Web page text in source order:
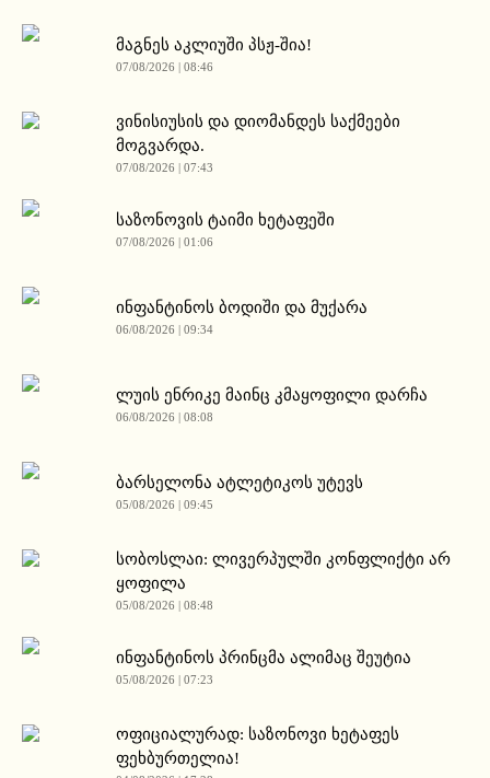
მაგნეს აკლიუში პსჟ-შია!
07/08/2026 | 08:46
ვინისიუსის და დიომანდეს საქმეები
მოგვარდა.
07/08/2026 | 07:43
საზონოვის ტაიმი ხეტაფეში
07/08/2026 | 01:06
ინფანტინოს ბოდიში და მუქარა
06/08/2026 | 09:34
ლუის ენრიკე მაინც კმაყოფილი დარჩა
06/08/2026 | 08:08
ბარსელონა ატლეტიკოს უტევს
05/08/2026 | 09:45
სობოსლაი: ლივერპულში კონფლიქტი არ
ყოფილა
05/08/2026 | 08:48
ინფანტინოს პრინცმა ალიმაც შეუტია
05/08/2026 | 07:23
ოფიციალურად: საზონოვი ხეტაფეს
ფეხბურთელია!